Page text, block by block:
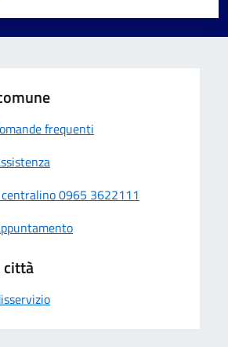
5 stelle su 5
stelle su 5
su 5
5
frequenti
0965 3622111
città